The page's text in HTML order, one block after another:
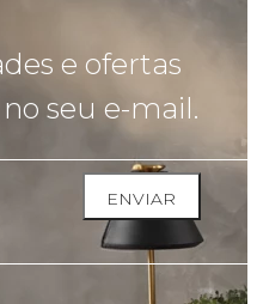
e ofertas
seu e-mail.
ENVIAR